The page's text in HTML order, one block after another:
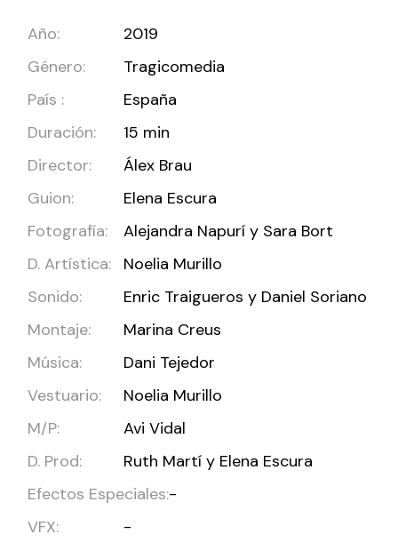
Año:
2019
Género:
Tragicomedia
País :
España
Duración:
15 min
Director:
Álex Brau
Guion:
Elena Escura
Fotografía:
Alejandra Napurí y Sara Bort
D. Artística:
Noelia Murillo
Sonido:
Enric Traigueros y Daniel Soriano
Montaje:
Marina Creus
Música:
Dani Tejedor
Vestuario:
Noelia Murillo
M/P:
Avi Vidal
D. Prod:
Ruth Martí y Elena Escura
Efectos Especiales:-
VFX:
-